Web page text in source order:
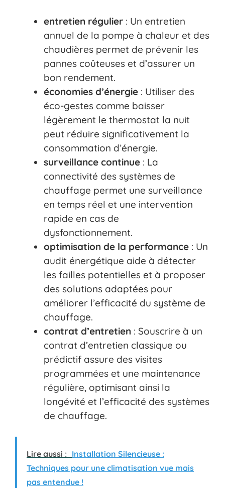
entretien régulier : Un entretien
annuel de la pompe à chaleur et des
chaudières permet de prévenir les
pannes coûteuses et d’assurer un
bon rendement.
économies d’énergie : Utiliser des
éco-gestes comme baisser
légèrement le thermostat la nuit
peut réduire significativement la
consommation d’énergie.
surveillance continue : La
connectivité des systèmes de
chauffage permet une surveillance
en temps réel et une intervention
rapide en cas de
dysfonctionnement.
optimisation de la performance : Un
audit énergétique aide à détecter
les failles potentielles et à proposer
des solutions adaptées pour
améliorer l’efficacité du système de
chauffage.
contrat d’entretien : Souscrire à un
contrat d’entretien classique ou
prédictif assure des visites
programmées et une maintenance
régulière, optimisant ainsi la
longévité et l’efficacité des systèmes
de chauffage.
Lire aussi : Installation Silencieuse :
Techniques pour une climatisation vue mais
pas entendue !